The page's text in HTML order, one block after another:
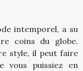
intemporel, a su
coins du globe.
style, il peut faire
vous puissiez en